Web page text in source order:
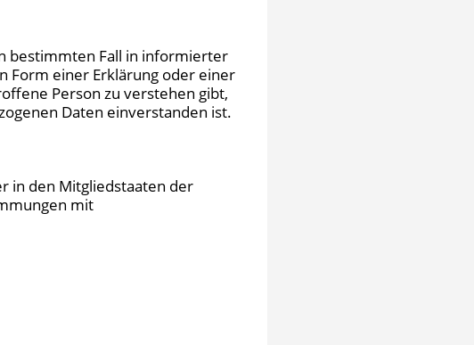
bestimmten Fall in informierter
Form einer Erklärung oder einer
Person zu verstehen gibt,
Daten einverstanden ist.
in den Mitgliedstaaten der
mit